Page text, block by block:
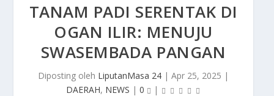
TANAM PADI SERENTAK DI
OGAN ILIR: MENUJU
SWASEMBADA PANGAN
Diposting oleh LiputanMasa 24 | Apr 25, 2025 |
DAERAH, NEWS | 0 |